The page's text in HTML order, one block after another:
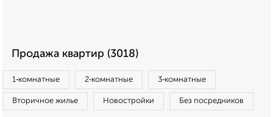
Продажа квартир (3018)
1‑комнатные 2‑комнатные 3‑комнатные
Вторичное жилье Новостройки Без посредников